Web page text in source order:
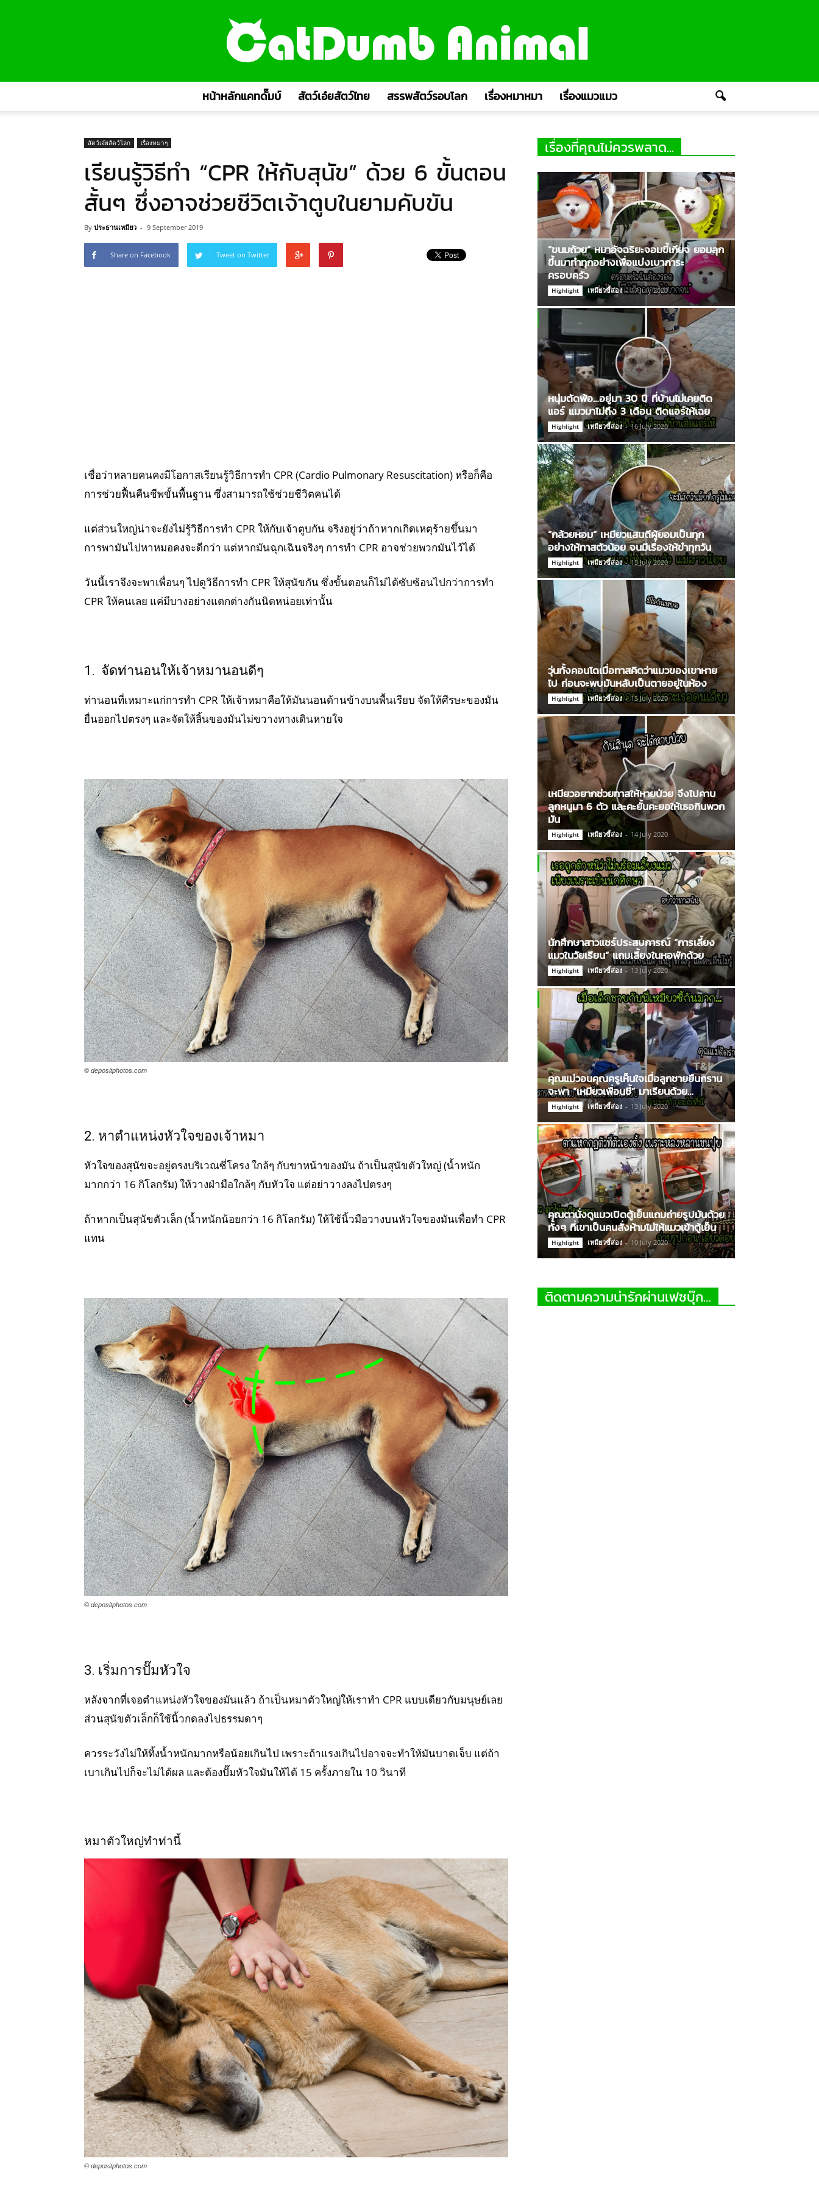
หน้าหลักแคทดั๊มบ์ สัตว์เอ๋ยสัตว์ไทย สรรพสัตว์รอบโลก เรื่องหมาหมา เรื่องแมวแมว
สัตว์เอ๋ยสัตว์โลก เรื่องหมาๆ
เรียนรู้วิธีทำ “CPR ให้กับสุนัข” ด้วย 6 ขั้นตอน
สั้นๆ ซึ่งอาจช่วยชีวิตเจ้าตูบในยามคับขัน
By ประธานเหมียว - 9 September 2019
Share on Facebook Tweet on Twitter
เชื่อว่าหลายคนคงมีโอกาสเรียนรู้วิธีการทำ CPR (Cardio Pulmonary Resuscitation) หรือก็คือ
การช่วยฟื้นคืนชีพขั้นพื้นฐาน ซึ่งสามารถใช้ช่วยชีวิตคนได้
แต่ส่วนใหญ่น่าจะยังไม่รู้วิธีการทำ CPR ให้กับเจ้าตูบกัน จริงอยู่ว่าถ้าหากเกิดเหตุร้ายขึ้นมา
การพามันไปหาหมอคงจะดีกว่า แต่หากมันฉุกเฉินจริงๆ การทำ CPR อาจช่วยพวกมันไว้ได้
วันนี้เราจึงจะพาเพื่อนๆ ไปดูวิธีการทำ CPR ให้สุนัขกัน ซึ่งขั้นตอนก็ไม่ได้ซับซ้อนไปกว่าการทำ
CPR ให้คนเลย แค่มีบางอย่างแตกต่างกันนิดหน่อยเท่านั้น
1. จัดท่านอนให้เจ้าหมานอนดีๆ
ท่านอนที่เหมาะแก่การทำ CPR ให้เจ้าหมาคือให้มันนอนด้านข้างบนพื้นเรียบ จัดให้ศีรษะของมัน
ยื่นออกไปตรงๆ และจัดให้ลิ้นของมันไม่ขวางทางเดินหายใจ
© depositphotos.com
2. หาตำแหน่งหัวใจของเจ้าหมา
หัวใจของสุนัขจะอยู่ตรงบริเวณซี่โครง ใกล้ๆ กับขาหน้าของมัน ถ้าเป็นสุนัขตัวใหญ่ (น้ำหนัก
มากกว่า 16 กิโลกรัม) ให้วางฝ่ามือใกล้ๆ กับหัวใจ แต่อย่าวางลงไปตรงๆ
ถ้าหากเป็นสุนัขตัวเล็ก (น้ำหนักน้อยกว่า 16 กิโลกรัม) ให้ใช้นิ้วมือวางบนหัวใจของมันเพื่อทำ CPR
แทน
© depositphotos.com
3. เริ่มการปั๊มหัวใจ
หลังจากที่เจอตำแหน่งหัวใจของมันแล้ว ถ้าเป็นหมาตัวใหญ่ให้เราทำ CPR แบบเดียวกับมนุษย์เลย
ส่วนสุนัขตัวเล็กก็ใช้นิ้วกดลงไปธรรมดาๆ
ควรระวังไม่ให้ทิ้งน้ำหนักมากหรือน้อยเกินไป เพราะถ้าแรงเกินไปอาจจะทำให้มันบาดเจ็บ แต่ถ้า
เบาเกินไปก็จะไม่ได้ผล และต้องปั๊มหัวใจมันให้ได้ 15 ครั้งภายใน 10 วินาที
หมาตัวใหญ่ทำท่านี้
© depositphotos.com
เรื่องที่คุณไม่ควรพลาด...
“ขนมถ้วย” หมาอัจฉริยะจอมขี้เกียจ ยอมลุก
ขึ้นมาทำทุกอย่างเพื่อแบ่งเบาภาระ
ครอบครัว
Highlight เหมียวขี้ส่อง - 17 July 2020
หนุ่มตัดพ้อ…อยู่มา 30 ปี ที่บ้านไม่เคยติด
แอร์ แมวมาไม่ถึง 3 เดือน ติดแอร์ให้เฉย
Highlight เหมียวขี้ส่อง - 16 July 2020
“กล้วยหอม” เหมียวแสนดีผู้ยอมเป็นทุก
อย่างให้ทาสตัวน้อย จนมีเรื่องให้ขำทุกวัน
Highlight เหมียวขี้ส่อง - 15 July 2020
วุ่นทั้งคอนโดเมื่อทาสคิดว่าแมวของเขาหาย
ไป ก่อนจะพบมันหลับเป็นตายอยู่ในห้อง
Highlight เหมียวขี้ส่อง - 15 July 2020
เหมียวอยากช่วยทาสให้หายป่วย จึงไปคาบ
ลูกหนูมา 6 ตัว และคะยั้นคะยอให้เธอกินพวก
มัน
Highlight เหมียวขี้ส่อง - 14 July 2020
นักศึกษาสาวแชร์ประสบการณ์ “การเลี้ยง
แมวในวัยเรียน” แถมเลี้ยงในหอพักด้วย
Highlight เหมียวขี้ส่อง - 13 July 2020
คุณแม่วอนคุณครูเห็นใจเมื่อลูกชายยืนกราน
จะพา “เหมียวเพื่อนซี้” มาเรียนด้วย…
Highlight เหมียวขี้ส่อง - 13 July 2020
คุณตานั่งดูแมวเปิดตู้เย็นแถมถ่ายรูปมันด้วย
ทั้งๆ ที่เขาเป็นคนสั่งห้ามไม่ให้แมวเข้าตู้เย็น
Highlight เหมียวขี้ส่อง - 10 July 2020
ติดตามความน่ารักผ่านเฟซบุ๊ก…